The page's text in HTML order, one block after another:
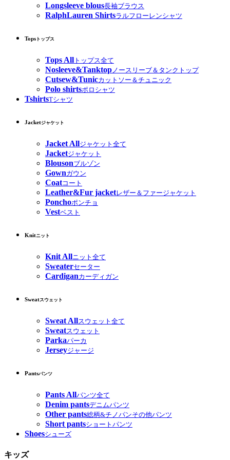
Longsleeve blous長袖ブラウス
RalphLauren Shirtsラルフローレンシャツ
Tops トップス
Tops All トップス全て
Nosleeve&Tanktop ノースリーブ＆タンクトップ
Cutsew&Tunicカットソー＆チュニック
Polo shirtsポロシャツ
TshirtsTシャツ
Jacketジャケット
Jacket Allジャケット全て
Jacketジャケット
Blousonブルゾン
Gownガウン
Coatコート
Leather&Fur jacketレザー＆ファージャケット
Ponchoポンチョ
Vestベスト
Knitニット
Knit Allニット全て
Sweaterセーター
Cardiganカーディガン
Sweatスウェット
Sweat Allスウェット全て
Sweatスウェット
Parkaパーカ
Jerseyジャージ
Pantsパンツ
Pants Allパンツ全て
Denim pantsデニムパンツ
Other pants総柄&チノパンその他パンツ
Short pantsショートパンツ
Shoesシューズ
キッズ